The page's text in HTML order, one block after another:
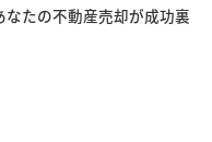
たの不動産売却が成功裏